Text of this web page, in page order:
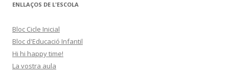
ENLLAÇOS DE L'ESCOLA
Bloc Cicle Inicial
Bloc d'Educació Infantil
Hi hi happy time!
La vostra aula